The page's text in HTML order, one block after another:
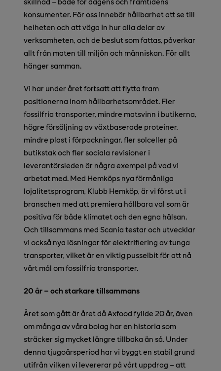
konsumenter. För oss innebär hållbarhet att se till
helheten och att väga in hur alla delar av
verksamheten, och de beslut som fattas, påverkar
allt från maten till miljön och människan. För allt
hänger samman.
Vi har under året fortsatt att flytta fram
positionerna inom hållbarhetsområdet. Fler
fossilfria transporter, mindre matsvinn i butikerna,
högre försäljning av växtbaserade proteiner,
mindre plast i förpackningar, fler solceller på
butikstak och fler sociala revisioner i
leverantörsleden är några exempel på vad vi
arbetat med. Med Hemköps nya förmånliga
lojalitetsprogram, Klubb Hemköp, är vi först ut i
branschen med att premiera hållbara val som är
positiva för både klimatet och den egna hälsan.
Och tillsammans med Scania testar och utvecklar
vi också nya lösningar för elektrifiering av tunga
transporter, vilket är en viktig pusselbit för att nå
vårt mål om fossilfria transporter.
20 år – och starkare tillsammans
Året som gått är året då Axfood fyllde 20 år, även
om många av våra bolag har en historia som
sträcker sig mycket längre tillbaka än så. Under
denna tjugoårsperiod har vi byggt en stabil grund
utifrån vilken vi levererar på vårt uppdrag – att